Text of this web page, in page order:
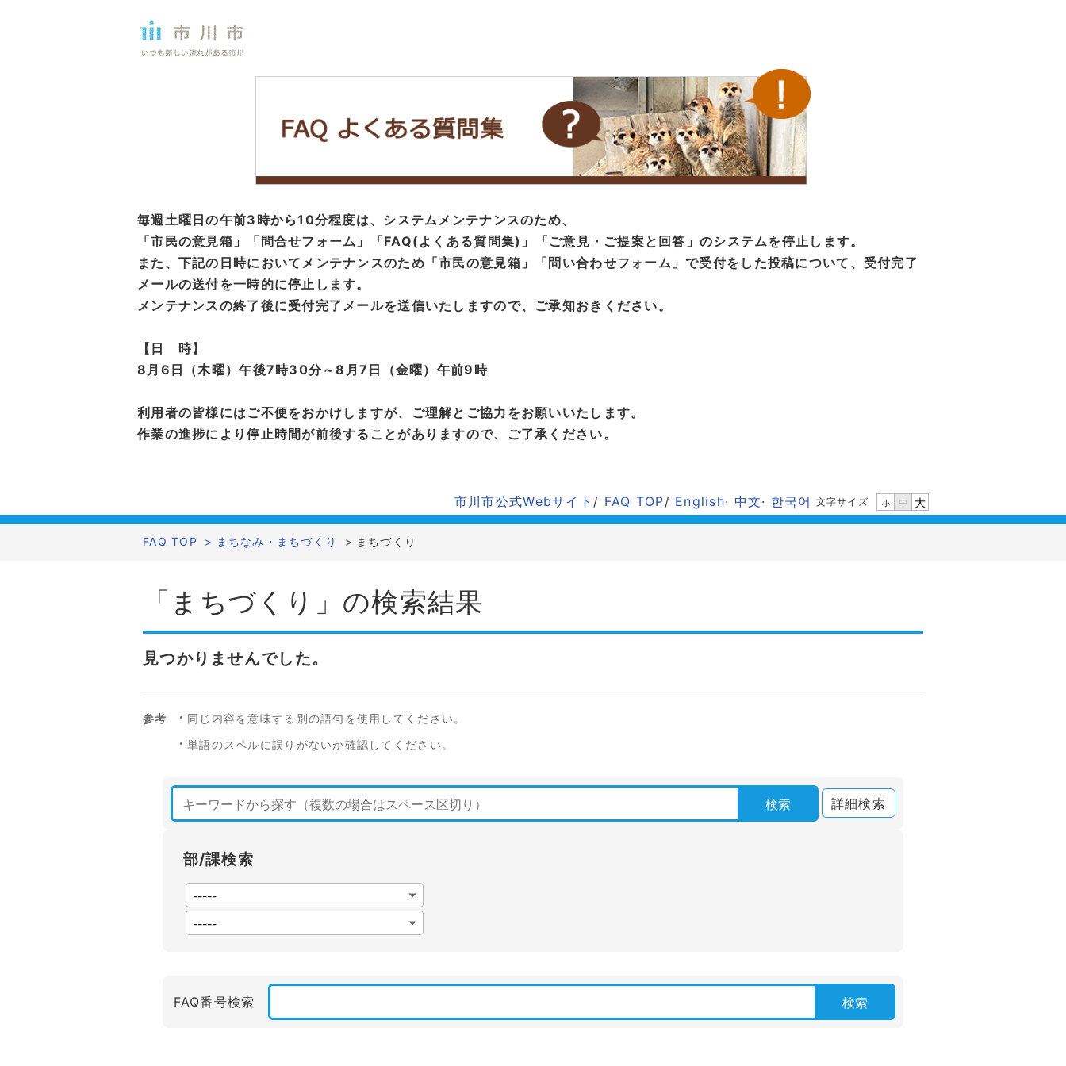
毎週土曜日の午前3時から10分程度は、システムメンテナンスのため、
「市民の意見箱」「問合せフォーム」「FAQ(よくある質問集)」「ご意見・ご提案と回答」のシステムを停止します。
また、下記の日時においてメンテナンスのため「市民の意見箱」「問い合わせフォーム」で受付をした投稿について、受付完了
メールの送付を一時的に停止します。
メンテナンスの終了後に受付完了メールを送信いたしますので、ご承知おきください。
【日 時】
8月6日（木曜）午後7時30分～8月7日（金曜）午前9時
利用者の皆様にはご不便をおかけしますが、ご理解とご協力をお願いいたします。
作業の進捗により停止時間が前後することがありますので、ご了承ください。
市川市公式Webサイト / FAQ TOP/ English· 中文· 한국어 文字サイズ 小 中 大
FAQ TOP > まちなみ・まちづくり > まちづくり
「まちづくり」の検索結果
見つかりませんでした。
参考
同じ内容を意味する別の語句を使用してください。
単語のスペルに誤りがないか確認してください。
検索 詳細検索
部/課検索
FAQ番号検索 検索